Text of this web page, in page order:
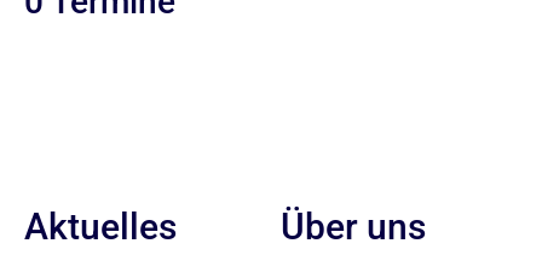
Aktuelles Über uns